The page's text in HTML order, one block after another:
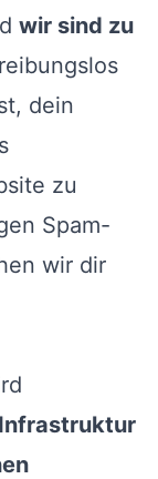
wir sind zu
dein
zu
Spam-
wir dir